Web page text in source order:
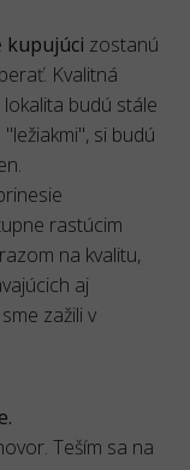
kupujúci zostanú
Kvalitná
budú stále
si budú
rastúcim
na kvalitu,
aj
zažili v
Teším sa na